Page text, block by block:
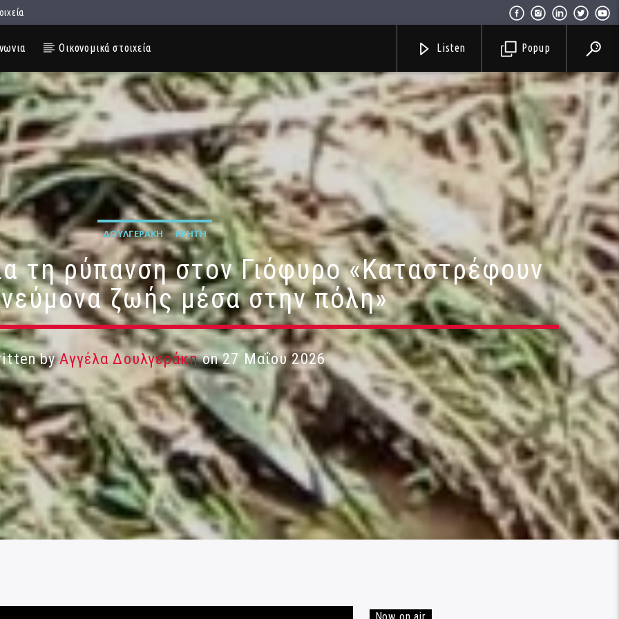
Οικονομικά στοιχεία Popup
Listen
ΔΟΥΛΓΕΡΆΚΗ ΚΡΉΤΗ
τη ρύπανση στον Γιόφυρο «Καταστρέφουν
ζωής μέσα στην πόλη»
byΑγγέλα Δουλγεράκηon 27 Μαΐου 2026